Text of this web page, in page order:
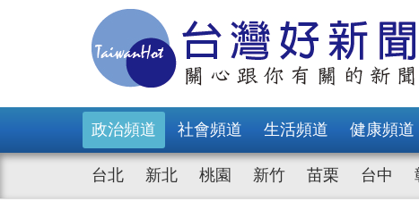
政治頻道 社會頻道 生活頻道 健康頻道
台北 新北 桃園 新竹 苗栗 台中